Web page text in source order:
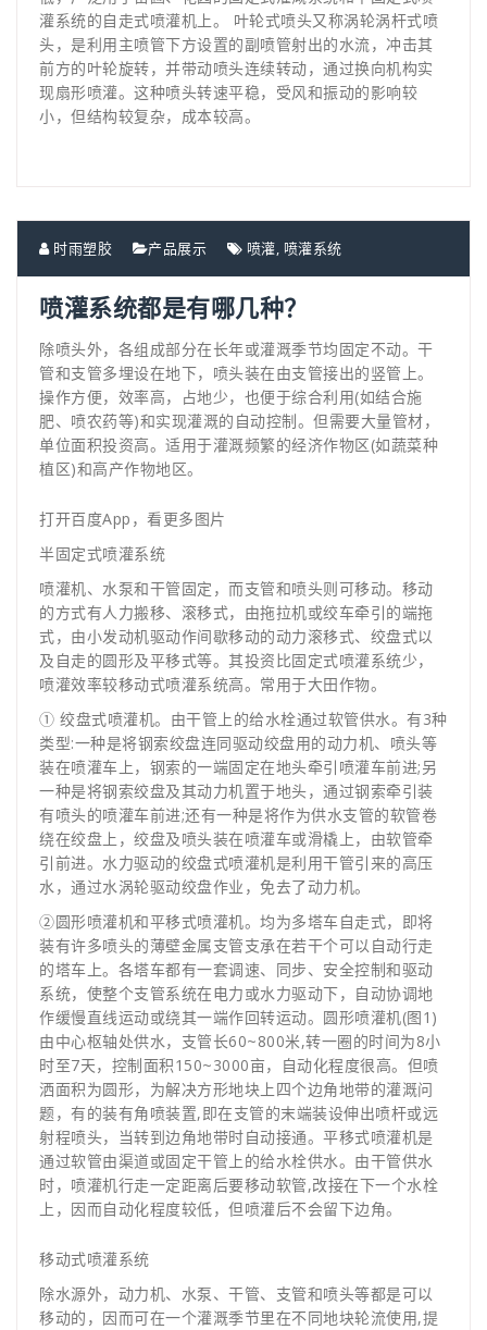
灌系统的自走式喷灌机上。 叶轮式喷头又称涡轮涡杆式喷
头，是利用主喷管下方设置的副喷管射出的水流，冲击其
前方的叶轮旋转，并带动喷头连续转动，通过换向机构实
现扇形喷灌。这种喷头转速平稳，受风和振动的影响较
小，但结构较复杂，成本较高。
时雨塑胶 产品展示 喷灌, 喷灌系统
喷灌系统都是有哪几种？
除喷头外，各组成部分在长年或灌溉季节均固定不动。干
管和支管多埋设在地下，喷头装在由支管接出的竖管上。
操作方便，效率高，占地少，也便于综合利用(如结合施
肥、喷农药等)和实现灌溉的自动控制。但需要大量管材，
单位面积投资高。适用于灌溉频繁的经济作物区(如蔬菜种
植区)和高产作物地区。
打开百度App，看更多图片
半固定式喷灌系统
喷灌机、水泵和干管固定，而支管和喷头则可移动。移动
的方式有人力搬移、滚移式，由拖拉机或绞车牵引的端拖
式，由小发动机驱动作间歇移动的动力滚移式、绞盘式以
及自走的圆形及平移式等。其投资比固定式喷灌系统少，
喷灌效率较移动式喷灌系统高。常用于大田作物。
① 绞盘式喷灌机。由干管上的给水栓通过软管供水。有3种
类型:一种是将钢索绞盘连同驱动绞盘用的动力机、喷头等
装在喷灌车上，钢索的一端固定在地头牵引喷灌车前进;另
一种是将钢索绞盘及其动力机置于地头，通过钢索牵引装
有喷头的喷灌车前进;还有一种是将作为供水支管的软管卷
绕在绞盘上，绞盘及喷头装在喷灌车或滑橇上，由软管牵
引前进。水力驱动的绞盘式喷灌机是利用干管引来的高压
水，通过水涡轮驱动绞盘作业，免去了动力机。
②圆形喷灌机和平移式喷灌机。均为多塔车自走式，即将
装有许多喷头的薄壁金属支管支承在若干个可以自动行走
的塔车上。各塔车都有一套调速、同步、安全控制和驱动
系统，使整个支管系统在电力或水力驱动下，自动协调地
作缓慢直线运动或绕其一端作回转运动。圆形喷灌机(图1)
由中心枢轴处供水，支管长60~800米,转一圈的时间为8小
时至7天，控制面积150~3000亩，自动化程度很高。但喷
洒面积为圆形，为解决方形地块上四个边角地带的灌溉问
题，有的装有角喷装置,即在支管的末端装设伸出喷杆或远
射程喷头，当转到边角地带时自动接通。平移式喷灌机是
通过软管由渠道或固定干管上的给水栓供水。由干管供水
时，喷灌机行走一定距离后要移动软管,改接在下一个水栓
上，因而自动化程度较低，但喷灌后不会留下边角。
移动式喷灌系统
除水源外，动力机、水泵、干管、支管和喷头等都是可以
移动的，因而可在一个灌溉季节里在不同地块轮流使用,提